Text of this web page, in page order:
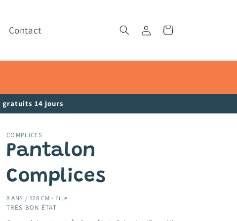
Contact Connexion Panier
gratuits 14 jours
COMPLICES
Pantalon
Complices
8 ANS / 128 CM - Fille
TRÉS BON ÉTAT